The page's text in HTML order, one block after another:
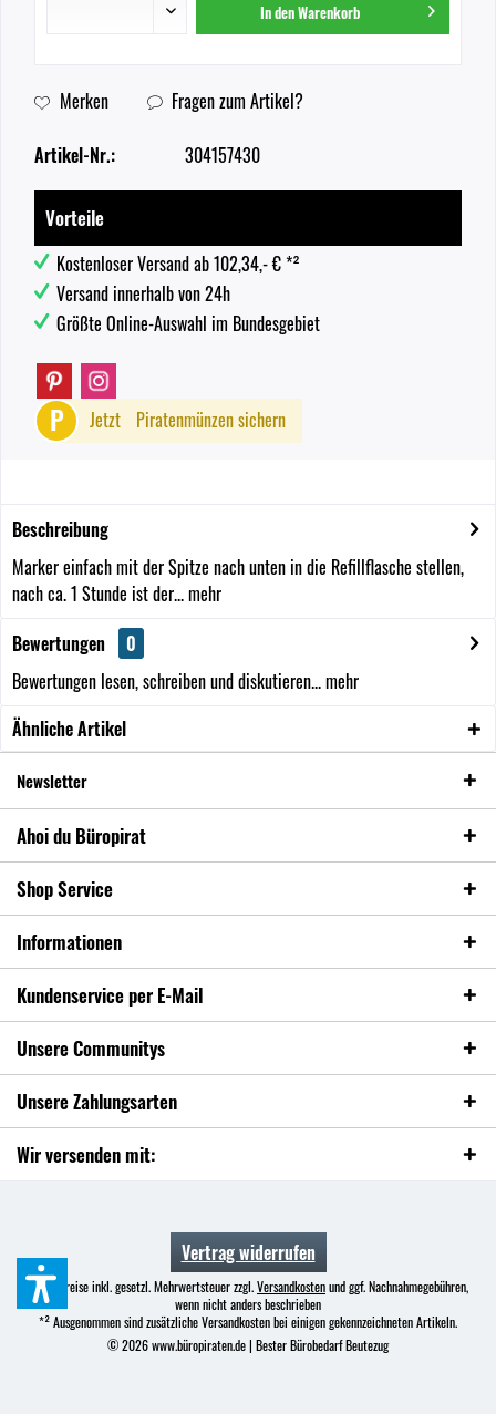
In denWarenkorb
Merken Fragen zum Artikel?
Artikel-Nr.: 304157430
Vorteile
Kostenloser Versand ab 102,34,- € *²
Versand innerhalb von 24h
Größte Online-Auswahl im Bundesgebiet
P Jetzt Piratenmünzen sichern
Beschreibung
Marker einfach mit der Spitze nach unten in die Refillflasche stellen,
nach ca. 1 Stunde ist der...mehr
Bewertungen
0
Bewertungen lesen, schreiben und diskutieren...mehr
Ähnliche Artikel
Newsletter
Ahoi du Büropirat
Shop Service
Informationen
Kundenservice per E-Mail
Unsere Communitys
Unsere Zahlungsarten
Wir versenden mit:
Vertrag widerrufen
* Alle Preise inkl. gesetzl. Mehrwertsteuer zzgl.Versandkostenund ggf. Nachnahmegebühren,
wenn nicht anders beschrieben
*² Ausgenommen sind zusätzliche Versandkosten bei einigen gekennzeichneten Artikeln.
© 2026 www.büropiraten.de | Bester Bürobedarf Beutezug